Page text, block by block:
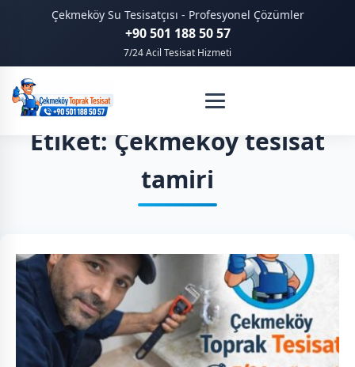
Çekmeköy Su Tesisatçısı - Profesyonel Çözümler
+90 501 188 50 57
7/24 Acil Tesisat Hizmeti
Etiket: Çekmeköy tesisat
tamiri